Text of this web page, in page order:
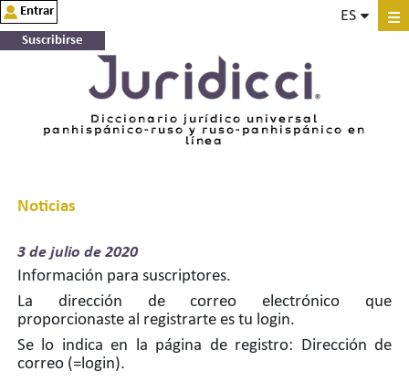
Diccionario jurídico universal
panhispánico-ruso y ruso-panhispánico en
línea
ES
Entrar
Suscribirse
Noticias
3 de julio de 2020
Información para suscriptores.
La dirección de correo electrónico que
proporcionaste al registrarte es tu login.
Se lo indica en la página de registro: Dirección de
correo (=login).